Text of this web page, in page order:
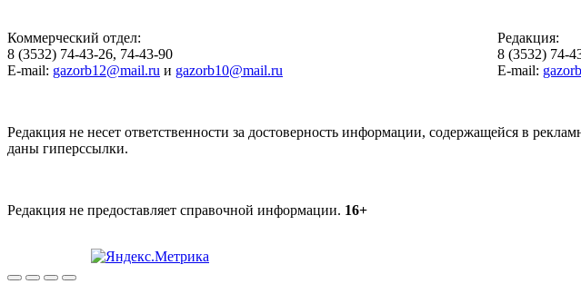
Коммерческий отдел:
8 (3532) 74-43-26, 74-43-90
E-mail: gazorb12@mail.ru и gazorb10@mail.ru
Редакция:
8 (3532) 74-
E-mail:
Редакция не несет ответственности за достоверность информации, содержащейся в
даны гиперссылки.
Редакция не предоставляет справочной информации. 16+